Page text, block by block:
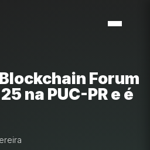
Forum
na PUC-PR e é